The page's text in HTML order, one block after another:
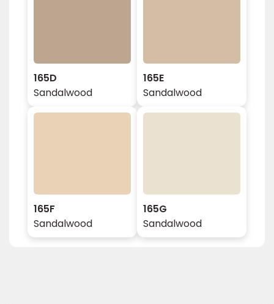
165D
Sandalwood
165E
Sandalwood
165F
Sandalwood
165G
Sandalwood